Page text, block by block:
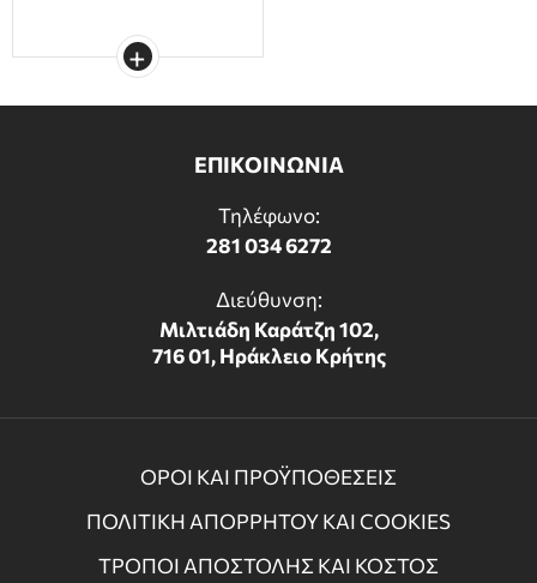
ΕΠΙΚΟΙΝΩΝΙΑ
Τηλέφωνο:
281 034 6272
Διεύθυνση:
Μιλτιάδη Καράτζη 102,
716 01, Ηράκλειο Κρήτης
ΟΡΟΙ ΚΑΙ ΠΡΟΫΠΟΘΕΣΕΙΣ
ΠΟΛΙΤΙΚΗ ΑΠΟΡΡΗΤΟΥ ΚΑΙ COOKIES
ΤΡΟΠΟΙ ΑΠΟΣΤΟΛΗΣ ΚΑΙ ΚΟΣΤΟΣ